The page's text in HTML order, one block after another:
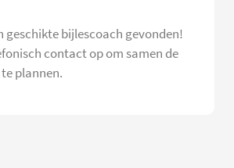
geschikte bijlescoach gevonden!
contact op om samen de
plannen.